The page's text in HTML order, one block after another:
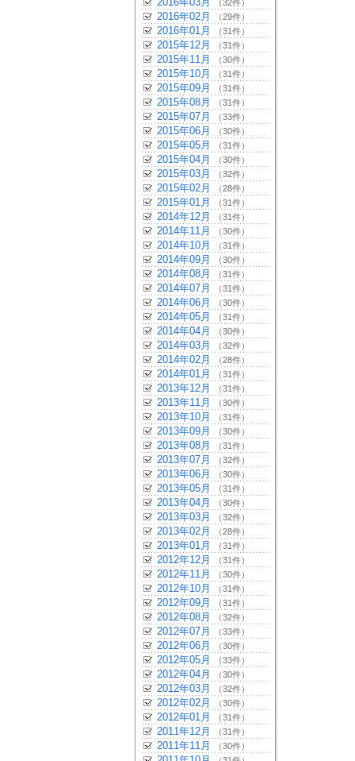
（32件）
2016年02月 （29件）
2016年01月 （31件）
2015年12月 （31件）
2015年11月 （30件）
2015年10月 （31件）
2015年09月 （31件）
2015年08月 （31件）
2015年07月 （33件）
2015年06月 （30件）
2015年05月 （31件）
2015年04月 （30件）
2015年03月 （32件）
2015年02月 （28件）
2015年01月 （31件）
2014年12月 （31件）
2014年11月 （30件）
2014年10月 （31件）
2014年09月 （30件）
2014年08月 （31件）
2014年07月 （31件）
2014年06月 （30件）
2014年05月 （31件）
2014年04月 （30件）
2014年03月 （32件）
2014年02月 （28件）
2014年01月 （31件）
2013年12月 （31件）
2013年11月 （30件）
2013年10月 （31件）
2013年09月 （30件）
2013年08月 （31件）
2013年07月 （32件）
2013年06月 （30件）
2013年05月 （31件）
2013年04月 （30件）
2013年03月 （32件）
2013年02月 （28件）
2013年01月 （31件）
2012年12月 （31件）
2012年11月 （30件）
2012年10月 （31件）
2012年09月 （31件）
2012年08月 （32件）
2012年07月 （33件）
2012年06月 （30件）
2012年05月 （33件）
2012年04月 （30件）
2012年03月 （32件）
2012年02月 （30件）
2012年01月 （31件）
2011年12月 （31件）
2011年11月 （30件）